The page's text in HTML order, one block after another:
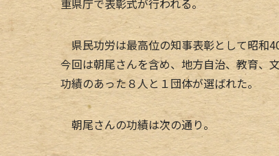
県民功労は最高位の知事表彰として昭和
今回は朝尾さんを含め、地方自治、教育、
功績のあった８人と１団体が選ばれた。
朝尾さんの功績は次の通り。